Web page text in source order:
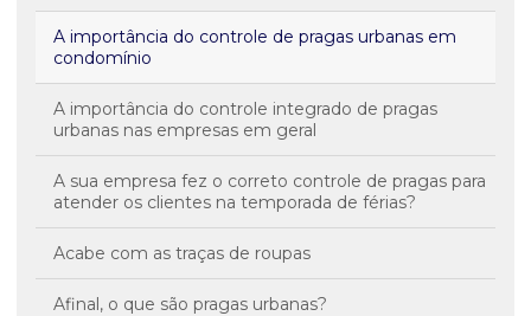
A importância do controle de pragas urbanas em
condomínio
A importância do controle integrado de pragas
urbanas nas empresas em geral
A sua empresa fez o correto controle de pragas para
atender os clientes na temporada de férias?
Acabe com as traças de roupas
Afinal, o que são pragas urbanas?